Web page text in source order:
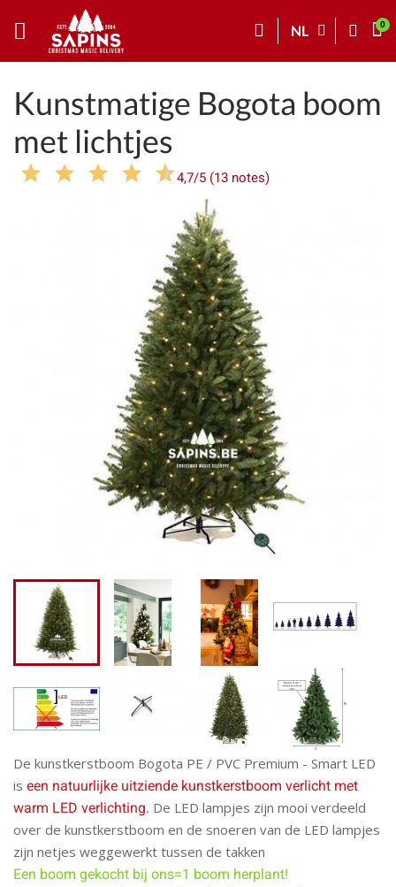
NL
Kunstmatige Bogota boom
met lichtjes
4,7/5 (13 notes)
De kunstkerstboom Bogota PE / PVC Premium - Smart LED
is een natuurlijke uitziende kunstkerstboom verlicht met
warm LED verlichting. De LED lampjes zijn mooi verdeeld
over de kunstkerstboom en de snoeren van de LED lampjes
zijn netjes weggewerkt tussen de takken
Een boom gekocht bij ons=1 boom herplant!